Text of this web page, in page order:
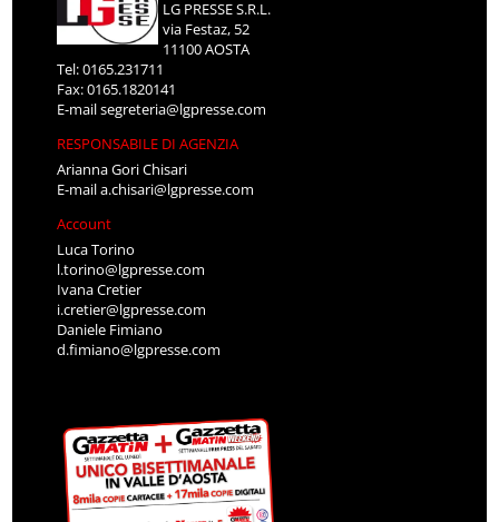
LG PRESSE S.R.L.
via Festaz, 52
11100 AOSTA
Tel: 0165.231711
Fax: 0165.1820141
E-mailsegreteria@lgpresse.com
RESPONSABILE DI AGENZIA
Arianna Gori Chisari
E-maila.chisari@lgpresse.com
Account
Luca Torino
l.torino@lgpresse.com
Ivana Cretier
i.cretier@lgpresse.com
Daniele Fimiano
d.fimiano@lgpresse.com